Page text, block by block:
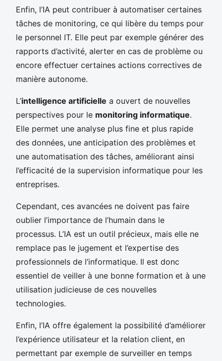
Enfin, l’IA peut contribuer à automatiser certaines
tâches de monitoring, ce qui libère du temps pour
le personnel IT. Elle peut par exemple générer des
rapports d’activité, alerter en cas de problème ou
encore effectuer certaines actions correctives de
manière autonome.
L’intelligence artificielle a ouvert de nouvelles
perspectives pour le monitoring informatique.
Elle permet une analyse plus fine et plus rapide
des données, une anticipation des problèmes et
une automatisation des tâches, améliorant ainsi
l’efficacité de la supervision informatique pour les
entreprises.
Cependant, ces avancées ne doivent pas faire
oublier l’importance de l’humain dans le
processus. L’IA est un outil précieux, mais elle ne
remplace pas le jugement et l’expertise des
professionnels de l’informatique. Il est donc
essentiel de veiller à une bonne formation et à une
utilisation judicieuse de ces nouvelles
technologies.
Enfin, l’IA offre également la possibilité d’améliorer
l’expérience utilisateur et la relation client, en
permettant par exemple de surveiller en temps